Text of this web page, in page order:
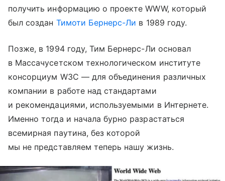
получить информацию о проекте WWW, который
был создан Тимоти Бернерс-Ли в 1989 году.
Позже, в 1994 году, Тим Бернерс-Ли основал
в Массачусетском технологическом институте
консорциум W3C — для объединения различных
компании в работе над стандартами
и рекомендациями, используемыми в Интернете.
Именно тогда и начала бурно разрастаться
всемирная паутина, без которой
мы не представляем теперь нашу жизнь.